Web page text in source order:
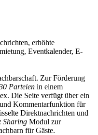
erhöhte
Eventkalender, E-
Zur Förderung
Parteien in einem
Die Seite verfügt über ein
Kommentarfunktion für
Direktnachrichten und
Sharing Modul zur
für Gäste.